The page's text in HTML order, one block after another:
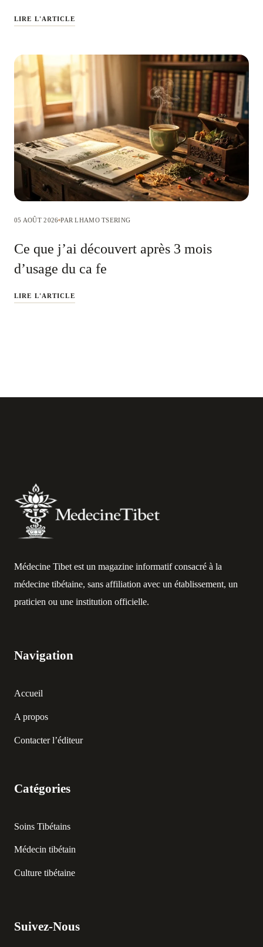
LIRE L'ARTICLE
05 AOÛT 2026 PAR LHAMO TSERING
Ce que j’ai découvert après 3 mois
d’usage du ca fe
LIRE L'ARTICLE
Médecine Tibet est un magazine informatif consacré à la
médecine tibétaine, sans affiliation avec un établissement, un
praticien ou une institution officielle.
Navigation
Accueil
A propos
Contacter l’éditeur
Catégories
Soins Tibétains
Médecin tibétain
Culture tibétaine
Suivez-Nous